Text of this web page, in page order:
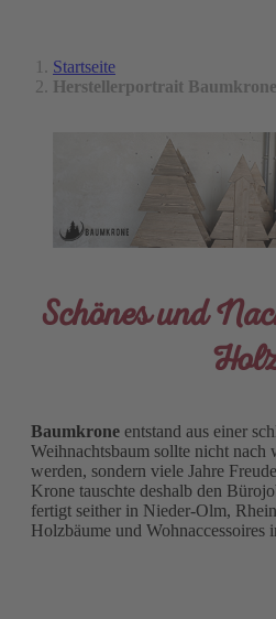
Startseite
Herstellerportrait Baumkrone
Schönes und
Baumkrone entstand aus einer
Weihnachtsbaum sollte nicht nach
werden, sondern viele Jahre
Krone tauschte deshalb den
fertigt seither in Nieder-Olm,
Holzbäume und Wohnaccessoires